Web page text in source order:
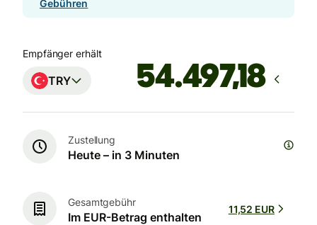
Gebühren
Empfänger erhält
TRY
Zustellung
Heute – in 3 Minuten
Gesamtgebühr
Im EUR-Betrag enthalten
11,52 EUR